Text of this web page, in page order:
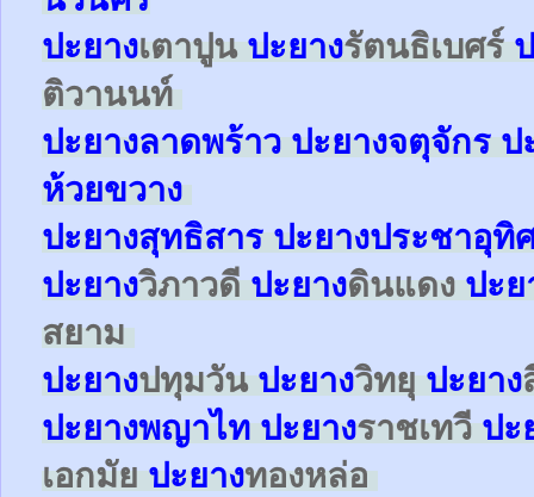
ปะยางเตาปูนปะยางรัตนธิเบศร์
ติวานนท์
ปะยางลาดพร้าวปะยางจตุจักรป
ห้วยขวาง
ปะยางสุทธิสารปะยางประชาอุทิ
ปะยางวิภาวดีปะยางดินแดงปะย
สยาม
ปะยางปทุมวันปะยางวิทยุปะยาง
ปะยางพญาไทปะยางราชเทวีปะ
เอกมัยปะยางทองหล่อ